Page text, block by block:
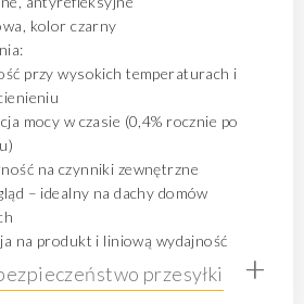
kolor czarny
przy wysokich temperaturach i
mocy w czasie (0,4% rocznie po
na czynniki zewnętrzne
– idealny na dachy domów
na produkt i liniową wydajność
przesyłki +